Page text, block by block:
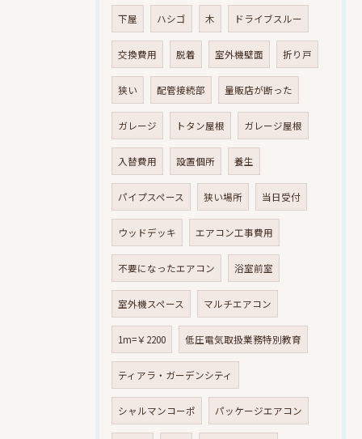
下屋 ハシゴ 木 ドライブスルー
交換費用 脱着 室外機壁面 折り戸
狭い 配管接続部 量販店が断った
ガレージ トタン屋根 ガレージ屋根
入替費用 設置個所 養生
パイプスペース 狭い場所 当日受付
ウッドデッキ エアコン工事費用
不要になったエアコン 浴室前室
室外機スペース マルチエアコン
1m=￥2200 低圧電気取扱業務特別教育
ティアラ・ガーデンシティ
シャルマンコーポ パッケージエアコン